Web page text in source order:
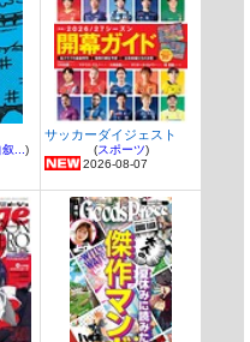
叙...)
サッカーダイジェスト
(スポーツ)
2026-08-07